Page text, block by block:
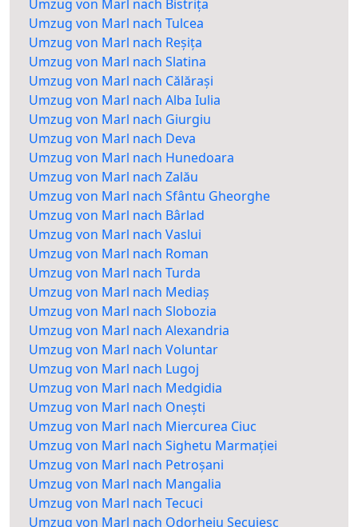
Umzug von Marl nach Bistrița
Umzug von Marl nach Tulcea
Umzug von Marl nach Reșița
Umzug von Marl nach Slatina
Umzug von Marl nach Călărași
Umzug von Marl nach Alba Iulia
Umzug von Marl nach Giurgiu
Umzug von Marl nach Deva
Umzug von Marl nach Hunedoara
Umzug von Marl nach Zalău
Umzug von Marl nach Sfântu Gheorghe
Umzug von Marl nach Bârlad
Umzug von Marl nach Vaslui
Umzug von Marl nach Roman
Umzug von Marl nach Turda
Umzug von Marl nach Mediaș
Umzug von Marl nach Slobozia
Umzug von Marl nach Alexandria
Umzug von Marl nach Voluntar
Umzug von Marl nach Lugoj
Umzug von Marl nach Medgidia
Umzug von Marl nach Onești
Umzug von Marl nach Miercurea Ciuc
Umzug von Marl nach Sighetu Marmației
Umzug von Marl nach Petroșani
Umzug von Marl nach Mangalia
Umzug von Marl nach Tecuci
Umzug von Marl nach Odorheiu Secuiesc